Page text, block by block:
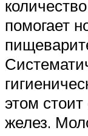
помогает
этом
желез.